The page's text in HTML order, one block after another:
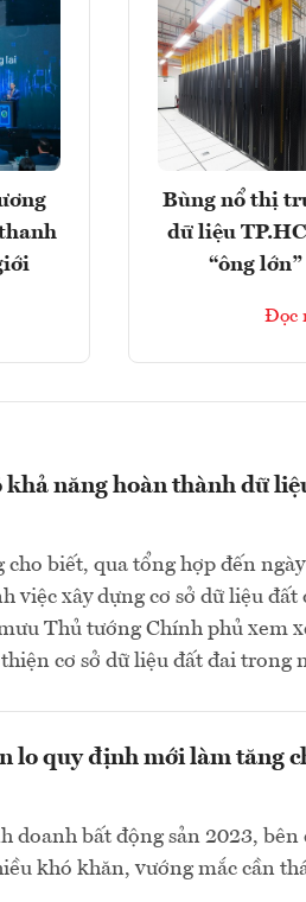
Bùng nổ thị
dữ liệu
“ông
Đọc
khả năng hoàn thành dữ
biết, qua tổng hợp đến
việc xây dựng cơ sở dữ liệu
Thủ tướng Chính phủ xem
cơ sở dữ liệu đất đai trong
lo quy định mới làm tăng
doanh bất động sản 2023, bên
khó khăn, vướng mắc cần